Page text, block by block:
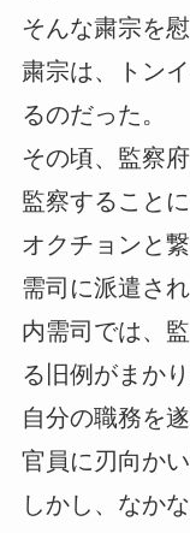
そんな粛宗を
粛宗は、トン
るのだった。
その頃、監察
監察することに
オクチョンと
需司に派遣され
内需司では、
る旧例がまか
自分の職務を
官員に刃向か
しかし、なか